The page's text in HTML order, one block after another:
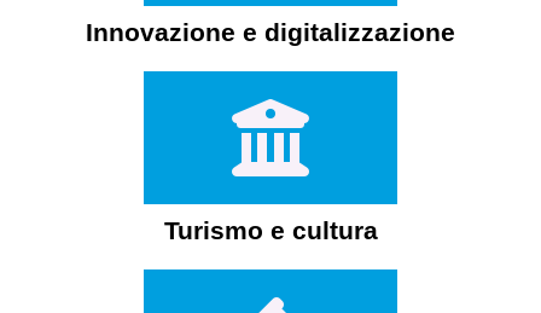
Innovazione e digitalizzazione
Turismo e cultura